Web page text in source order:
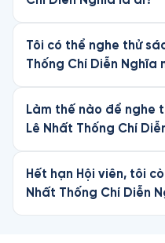
Tôi có thể nghe thử
Thống Chí Diễn Nghĩa
Làm thế nào để nghe
Lê Nhất Thống Chí
Hết hạn Hội viên, tôi
Nhất Thống Chí Diễn